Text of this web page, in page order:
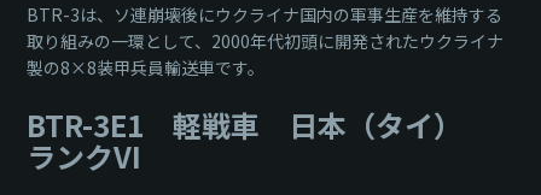
BTR-3は、ソ連崩壊後にウクライナ国内の軍事生産を維持する
取り組みの一環として、2000年代初頭に開発されたウクライナ
製の8×8装甲兵員輸送車です。
BTR-3E1 軽戦車 日本（タイ）
ランクVI